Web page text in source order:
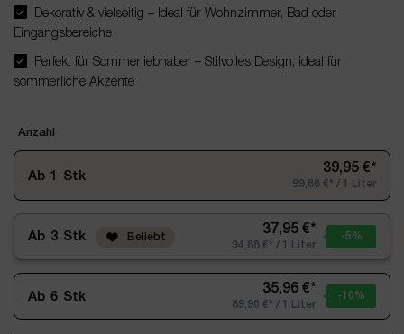
Dekorativ & vielseitig – Ideal für Wohnzimmer, Bad oder
Eingangsbereiche
Perfekt für Sommerliebhaber – Stilvolles Design, ideal für
sommerliche Akzente
Anzahl
Ab 1 Stk
39,95 €*
99,88 €* / 1 Liter
Ab 3 Stk Beliebt
37,95 €*
94,88 €* / 1 Liter
-5%
Ab 6 Stk
35,96 €*
89,90 €* / 1 Liter
-10%